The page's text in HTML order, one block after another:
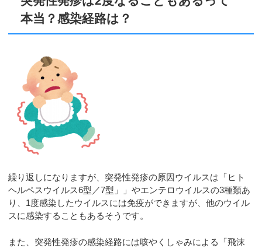
本当？感染経路は？
繰り返しになりますが、突発性発疹の原因ウイルスは「ヒト
ヘルペスウイルス6型／7型」」やエンテロウイルスの3種類あ
り、1度感染したウイルスには免疫ができますが、他のウイル
スに感染することもあるそうです。
また、突発性発疹の感染経路には咳やくしゃみによる「飛沫